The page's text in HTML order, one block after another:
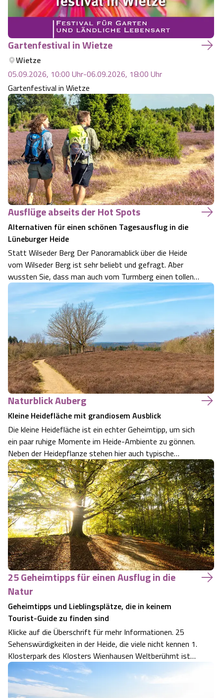
Gartenfestival in Wietze
Wietze
05.09.2026, 10:00 Uhr-06.09.2026, 18:00 Uhr
Gartenfestival in Wietze
Ausflüge abseits der Hot Spots
Alternativen für einen schönen Tagesausflug in die
Lüneburger Heide
Statt Wilseder Berg Der Panoramablick über die Heide
vom Wilseder Berg ist sehr beliebt und gefragt. Aber
wussten Sie, dass man auch vom Turmberg einen tollen
Blick hat? Koordinaten Turmberg: 53°08'48.2"N
9°55'37.8"E Vom Suhorn bei Niederhaverbeck haben Sie
einen atemberaubenden Blick über das Quel…
Naturblick Auberg
Kleine Heidefläche mit grandiosem Ausblick
Die kleine Heidefläche ist ein echter Geheimtipp, um sich
ein paar ruhige Momente im Heide-Ambiente zu gönnen.
Neben der Heidepflanze stehen hier auch typische
Gewächse wie Birken und Wacholder. Er liegt am Pastor
Bode Weg, der gleichzeitig der Zubringer zum
Heidschnuckenweg ist. Er führt von Egest…
25 Geheimtipps für einen Ausflug in die
Natur
Geheimtipps und Lieblingsplätze, die in keinem
Tourist-Guide zu finden sind
Klicke auf die Überschrift für mehr Informationen. 25
Sehenswürdigkeiten in der Heide, die viele nicht kennen 1.
Klosterpark des Klosters Wienhausen Weltberühmt ist
das Kloster Wienhausen, doch der umliegende
Klosterpark ist weniger bekannt: man bummelt auf
schönen verschlungenen Wegen durch den P…